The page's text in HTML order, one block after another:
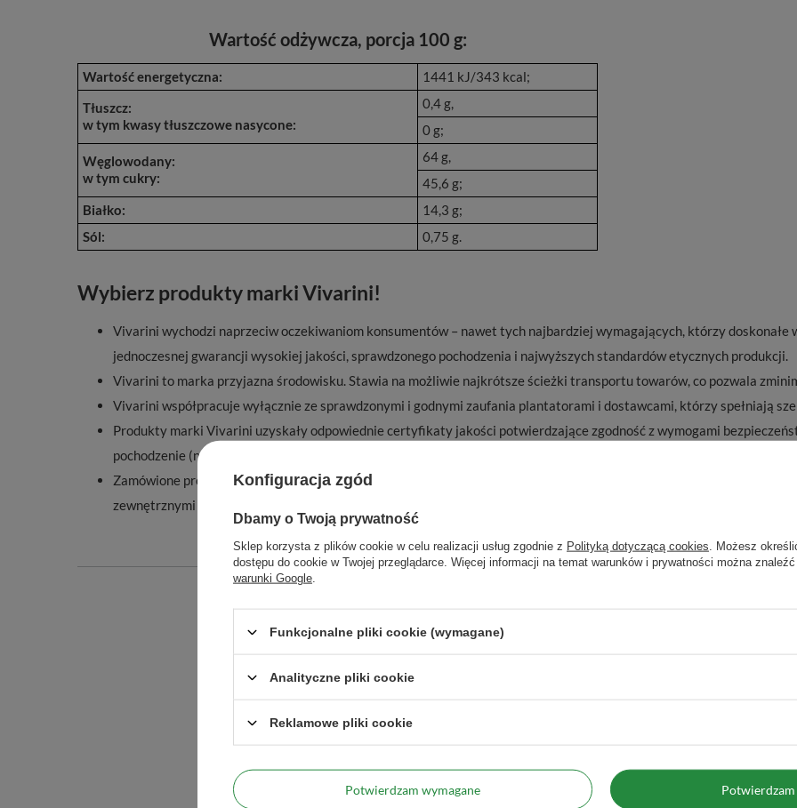
Wartość odżywcza, porcja 100 g:
Wartość energetyczna:
1441 kJ/343 kcal;
Tłuszcz:
w tym kwasy tłuszczowe nasycone:
0,4 g,
0 g;
Węglowodany:
w tym cukry:
64 g,
45,6 g;
Białko:
14,3 g;
Sól:
0,75 g.
Wybierz produkty marki Vivarini!
Vivarini wychodzi naprzeciw oczekiwaniom konsumentów – nawet tych najbardziej wymagających, którzy
jednoczesnej gwarancji wysokiej jakości, sprawdzonego pochodzenia i najwyższych standardów etycznych produkcji.
Vivarini to marka przyjazna środowisku. Stawia na możliwie najkrótsze ścieżki transportu towarów, co pozwala
Vivarini współpracuje wyłącznie ze sprawdzonymi i godnymi zaufania plantatorami i dostawcami, którzy spełniają
Produkty marki Vivarini uzyskały odpowiednie certyfikaty jakości potwierdzające zgodność z wymogami
pochodzenie (no GMO!).
Zamówione produkty otrzymasz w szczelnym, dostosowanym do przechowywania żywności opakowaniu, które
zewnętrznymi i utratą cennych walorów.
Venusti sp. z o.o. ul. Tygrysia 6a,
info@venusti.eu
Maksymalna ilość towaru w zamówieniu dla rozmiarów
1000
Konfiguracja zgód
Dbamy o Twoją prywatność
Sklep korzysta z plików cookie w celu realizacji usług zgodnie z Polityką dotyczącą cookies . Możesz
dostępu do cookie w Twojej przeglądarce. Więcej informacji na temat warunków i prywatności można
warunki Google
Funkcjonalne pliki cookie (wymagane)
Analityczne pliki cookie
Reklamowe pliki cookie
Potwierdzam wymagane